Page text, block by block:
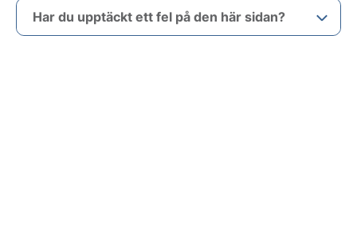
Har du upptäckt ett fel på den här sidan?